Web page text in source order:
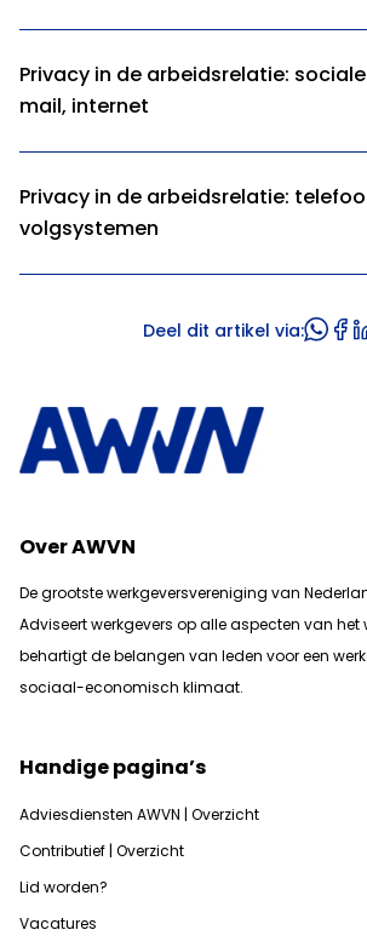
Privacy in de arbeidsrelatie:
mail, internet
Privacy in de arbeidsrelatie:
volgsystemen
Deel dit artikel via:
Over AWVN
De grootste werkgeversvereniging van
Adviseert werkgevers op alle aspecten van het
behartigt de belangen van leden voor een
sociaal-economisch klimaat.
Handige pagina’s
Adviesdiensten AWVN | Overzicht
Contributief | Overzicht
Lid worden?
Vacatures